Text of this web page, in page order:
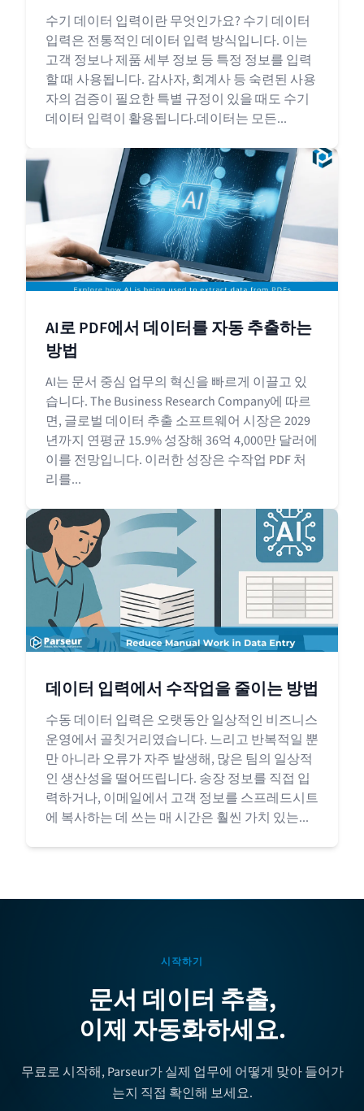
수기 데이터 입력이란 무엇인가요? 수기 데이터
입력은 전통적인 데이터 입력 방식입니다. 이는
고객 정보나 제품 세부 정보 등 특정 정보를 입력
할 때 사용됩니다. 감사자, 회계사 등 숙련된 사용
자의 검증이 필요한 특별 규정이 있을 때도 수기
데이터 입력이 활용됩니다.데이터는 모든...
AI로 PDF에서 데이터를 자동 추출하는
방법
AI는 문서 중심 업무의 혁신을 빠르게 이끌고 있
습니다. The Business Research Company에 따르
면, 글로벌 데이터 추출 소프트웨어 시장은 2029
년까지 연평균 15.9% 성장해 36억 4,000만 달러에
이를 전망입니다. 이러한 성장은 수작업 PDF 처
리를...
데이터 입력에서 수작업을 줄이는 방법
수동 데이터 입력은 오랫동안 일상적인 비즈니스
운영에서 골칫거리였습니다. 느리고 반복적일 뿐
만 아니라 오류가 자주 발생해, 많은 팀의 일상적
인 생산성을 떨어뜨립니다. 송장 정보를 직접 입
력하거나, 이메일에서 고객 정보를 스프레드시트
에 복사하는 데 쓰는 매 시간은 훨씬 가치 있는...
시작하기
문서 데이터 추출,
이제 자동화하세요.
무료로 시작해, Parseur가 실제 업무에 어떻게 맞아 들어가
는지 직접 확인해 보세요.